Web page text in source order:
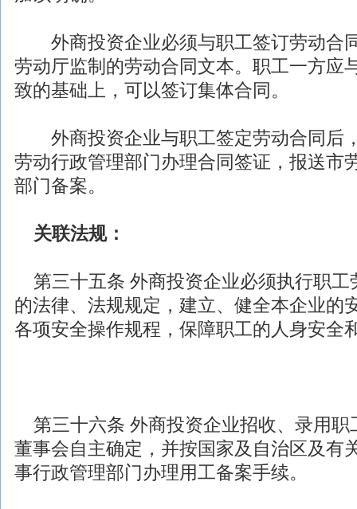
外商投资企业必须与职工签订劳动合
劳动厅监制的劳动合同文本。职工一方应
致的基础上，可以签订集体合同。
外商投资企业与职工签定劳动合同后
劳动行政管理部门办理合同签证，报送市
部门备案。
关联法规：
第三十五条 外商投资企业必须执行职工
的法律、 法规规定，建立、健全本企业的
各项安全操作规程，保障职工的人身安全
第三十六条 外商投资企业招收、录用职
董事会自主确定，并按国家及自治区及有
事行政管理部门办理用工备案手续。